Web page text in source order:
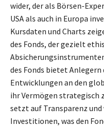
wider, der als Börsen-
USA als auch in Europa
Kursdaten und Charts
des Fonds, der gezielt
des Fonds bietet
Entwicklungen an den
ihr Vermögen strategisch
setzt auf Transparenz
Investitionen, was den